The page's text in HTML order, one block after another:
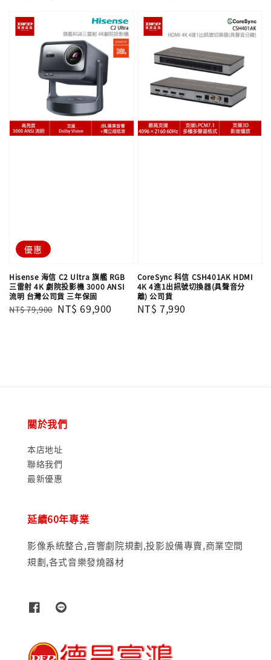
優惠
Hisense 海信 C2 Ultra 旗艦 RGB
三雷射 4K 劇院投影機 3000 ANSI
流明 台灣公司貨 三年保固
Regular
NT$ 79,900 Sale
NT$ 69,900
CoreSync 科信 CSH401AK HDMI
4K 4進1出訊號切換器(具聲音分
離) 公司貨
Regular
NT$ 7,990
關於我們
本店地址
聯絡我們
最新優惠
延續60年專業
影像系統整合,音響劇院規劃,投影設備專賣,商業空間
規劃,各式音樂發燒器材